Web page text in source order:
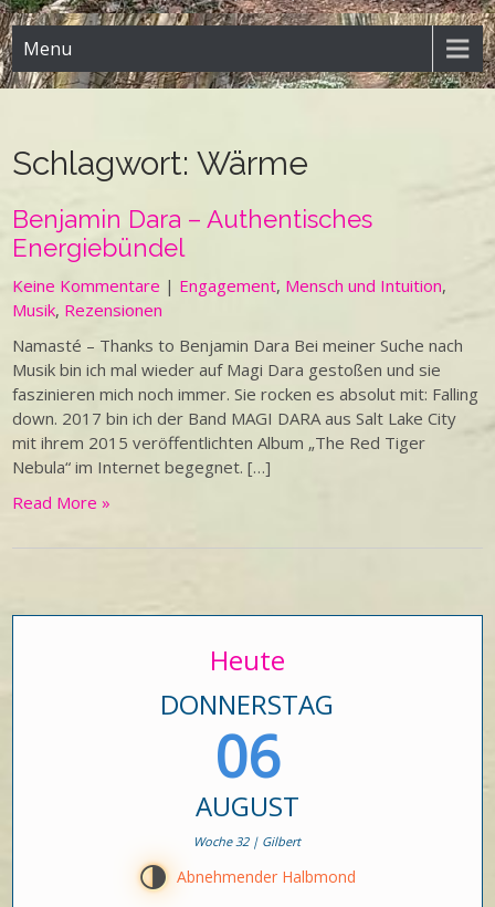
Menu
Schlagwort:Wärme
Benjamin Dara – Authentisches
Energiebündel
Keine Kommentare | Engagement, Mensch und Intuition,
Musik, Rezensionen
Namasté – Thanks to Benjamin Dara Bei meiner Suche nach
Musik bin ich mal wieder auf Magi Dara gestoßen und sie
faszinieren mich noch immer. Sie rocken es absolut mit: Falling
down. 2017 bin ich der Band MAGI DARA aus Salt Lake City
mit ihrem 2015 veröffentlichten Album „The Red Tiger
Nebula“ im Internet begegnet. […]
Read More »
Heute
DONNERSTAG
06
AUGUST
Woche 32 | Gilbert
T Abnehmender Halbmond